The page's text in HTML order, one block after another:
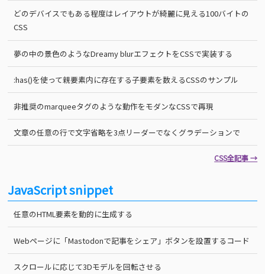
どのデバイスでもある程度はレイアウトが綺麗に見える100バイトの
CSS
夢の中の景色のようなDreamy blurエフェクトをCSSで実装する
:has()を使って親要素内に存在する子要素を数えるCSSのサンプル
非推奨のmarqueeタグのような動作をモダンなCSSで再現
文章の任意の行で文字省略を3点リーダーでなくグラデーションで
CSS全記事 →
JavaScript snippet
任意のHTML要素を動的に生成する
Webページに「Mastodonで記事をシェア」ボタンを設置するコード
スクロールに応じて3Dモデルを回転させる